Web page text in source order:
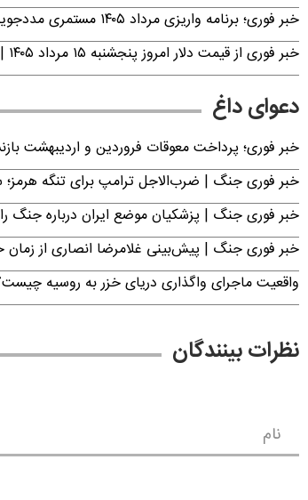
خبر فوری؛ برنامه واریزی مرداد ۱۴۰۵ مستمری مددجویان کمیته امداد و بهزیستی اعلام شد
خبر فوری از قیمت دلار امروز پنجشنبه ۱۵ مرداد ۱۴۰۵ | افت دلار آزاد، رشد حواله
دعوای داغ
خبر فوری؛ پرداخت معوقات فروردین و اردیبهشت
خبر فوری جنگ | ضرب‌الاجل ترامپ برای تنگه
خبر فوری جنگ | پزشکیان موضع ایران درباره جنگ
خبر فوری جنگ | پیش‌بینی غلامرضا انصاری از زمان
واقعیت ماجرای واگذاری دریای خزر به روسیه
نظرات بینندگان
نام